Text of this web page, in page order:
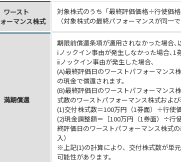
ワースト
ーマンス株式
対象株式のうち「最終評価価格÷行使価
（対象株式の最終パフォーマンスが同一
満期償還
期限前償還条項が適用されなかった場合､
ⅰノックイン事由が発生しなかった場合､1
ⅱノックイン事由が発生した場合､
(A)最終評価日のワーストパフォーマンス
の現金で償還されます。
(B)最終評価日のワーストパフォーマンス
式数のワーストパフォーマンス株式およ
(1)交付株式数＝100万円（1券面）÷行使
(2)現金調整額＝［100万円（1券面）÷
終評価日のワーストパフォーマンス株式
入）
※上記(1)の計算により、交付株式数が単
可能性があります。